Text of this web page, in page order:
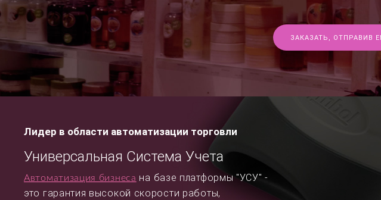
ЗАКАЗАТЬ, ОТПРАВИВ
Лидер в области автоматизации торговли
Универсальная Система Учета
Автоматизация бизнеса на базе платформы "УСУ" -
это гарантия высокой скорости работы,